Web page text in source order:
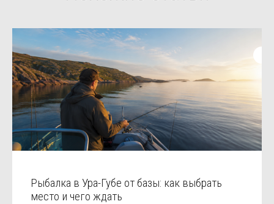
Рыбалка в Ура-Губе от базы: как выбрать
место и чего ждать